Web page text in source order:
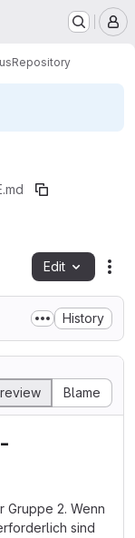
Repository
Edit
History
Blame
Gruppe 2. Wenn
sind